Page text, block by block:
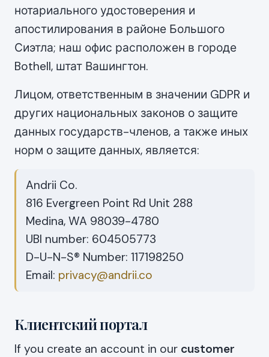
нотариального удостоверения и
апостилирования в районе Большого
Сиэтла; наш офис расположен в городе
Bothell, штат Вашингтон.
Лицом, ответственным в значении GDPR и
других национальных законов о защите
данных государств-членов, а также иных
норм о защите данных, является:
Andrii Co.
816 Evergreen Point Rd Unit 288
Medina, WA 98039-4780
UBI number: 604505773
D-U-N-S® Number: 117198250
Email: privacy@andrii.co
Клиентский портал
If you create an account in our customer